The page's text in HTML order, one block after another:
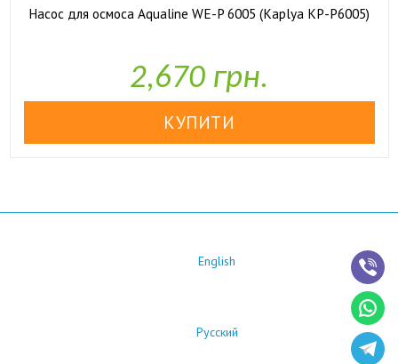
Насос для осмоса Aqualine WE-P 6005 (Kaplya KP-P6005)
2,670 грн.
English
Русский